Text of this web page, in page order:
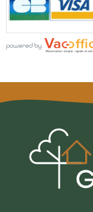
powered by